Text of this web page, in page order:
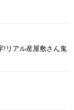
!リアル産屋敷さん鬼